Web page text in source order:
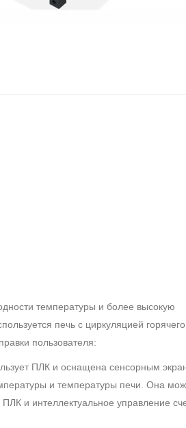
температуры и более высокую
печь с циркуляцией
пользователя:
ПЛК и оснащена сенсорным
и температуры печи. Она
и интеллектуальное управление